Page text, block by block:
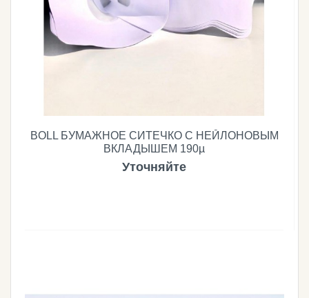
BOLL БУМАЖНОЕ СИТЕЧКО С НЕЙЛОНОВЫМ
ВКЛАДЫШЕМ 190µ
Уточняйте